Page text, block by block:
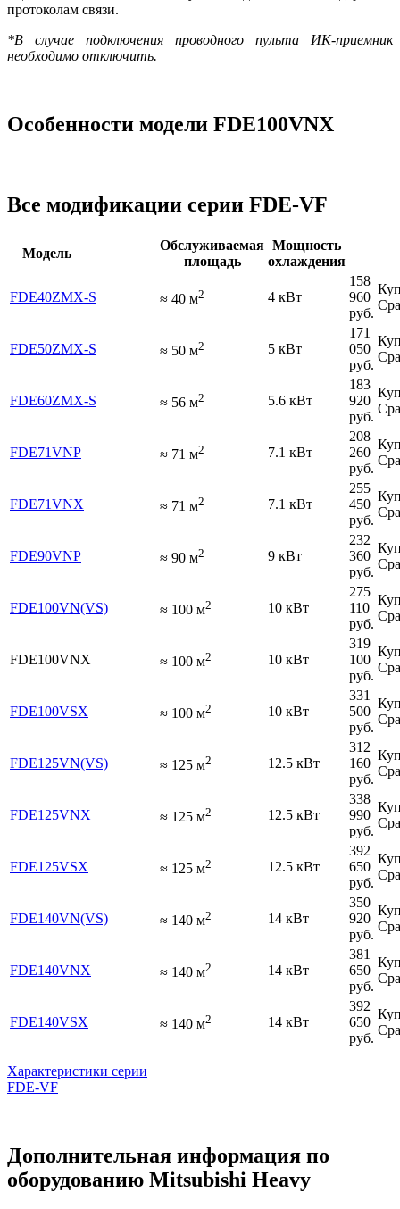
протоколам связи.
*В случае подключения проводного пульта ИК-приемник
необходимо отключить.
Особенности модели FDE100VNX
Все модификации серии FDE-VF
Модель
Обслуживаемая
площадь
Мощность
охлаждения
FDE40ZMX-S ≈ 40 м2 4 кВт
158
960
руб.
FDE50ZMX-S ≈ 50 м2 5 кВт
171
050
руб.
FDE60ZMX-S ≈ 56 м2 5.6 кВт
183
920
руб.
FDE71VNP ≈ 71 м2 7.1 кВт
208
260
руб.
FDE71VNX ≈ 71 м2 7.1 кВт
255
450
руб.
FDE90VNP ≈ 90 м2 9 кВт
232
360
руб.
FDE100VN(VS) ≈ 100 м2 10 кВт
275
110
руб.
FDE100VNX ≈ 100 м2 10 кВт
319
100
руб.
FDE100VSX ≈ 100 м2 10 кВт
331
500
руб.
FDE125VN(VS) ≈ 125 м2 12.5 кВт
312
160
руб.
FDE125VNX ≈ 125 м2 12.5 кВт
338
990
руб.
FDE125VSX ≈ 125 м2 12.5 кВт
392
650
руб.
FDE140VN(VS) ≈ 140 м2 14 кВт
350
920
руб.
FDE140VNX ≈ 140 м2 14 кВт
381
650
руб.
FDE140VSX ≈ 140 м2 14 кВт
392
650
руб.
Характеристики серии
FDE-VF
Дополнительная информация по
оборудованию Mitsubishi Heavy